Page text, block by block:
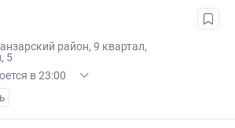
район, 9 квартал,
5
в 23:00
XX